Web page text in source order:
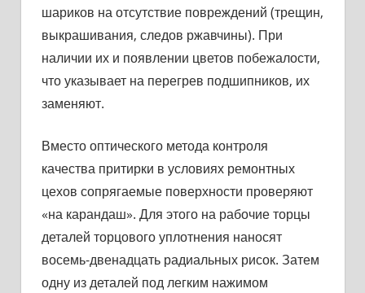
шариков на отсутствие повреждений (трещин,
выкрашивания, следов ржавчины). При
наличии их и появлении цветов побежалости,
что указывает на перегрев подшипников, их
заменяют.
Вместо оптического метода контроля
качества притирки в ус­ловиях ремонтных
цехов сопрягаемые поверхности проверяют
«на карандаш». Для этого на рабочие торцы
деталей торцового уплотнения наносят
восемь-двенадцать радиальных рисок. Затем
одну из деталей под легким нажимом